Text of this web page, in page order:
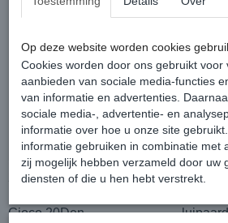
2 pack Lores visnet
Gioco 20Den,
2 pack
Op deze website worden cookies
Cookies worden door ons gebruikt voor
aanbieden van sociale media-functies
van informatie en advertenties.
sociale media-, advertentie- en
informatie over hoe u onze site
informatie gebruiken in combinatie met
zij mogelijk hebben verzameld door uw
diensten of die u hen hebt verstrekt.